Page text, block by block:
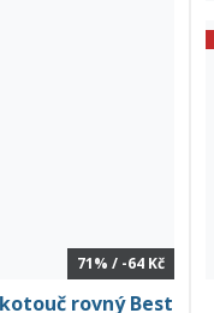
71% / -64 Kč
kotouč rovný Best